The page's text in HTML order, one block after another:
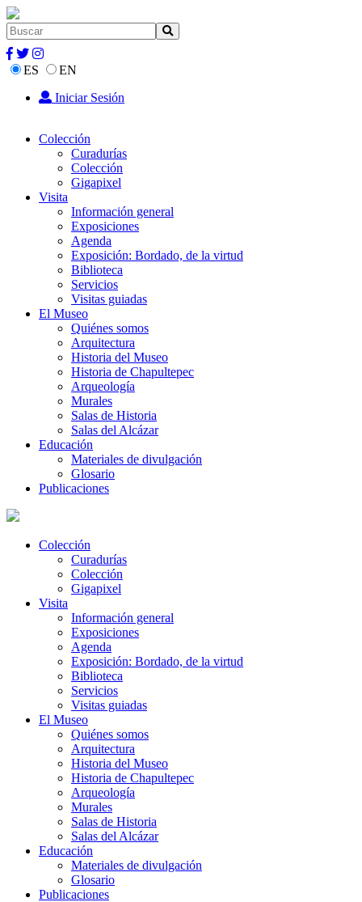
ES
EN
Iniciar Sesión
Colección
Curadurías
Colección
Gigapixel
Visita
Información general
Exposiciones
Agenda
Exposición: Bordado, de la virtud
Biblioteca
Servicios
Visitas guiadas
El Museo
Quiénes somos
Arquitectura
Historia del Museo
Historia de Chapultepec
Arqueología
Murales
Salas de Historia
Salas del Alcázar
Educación
Materiales de divulgación
Glosario
Publicaciones
Colección
Curadurías
Colección
Gigapixel
Visita
Información general
Exposiciones
Agenda
Exposición: Bordado, de la virtud
Biblioteca
Servicios
Visitas guiadas
El Museo
Quiénes somos
Arquitectura
Historia del Museo
Historia de Chapultepec
Arqueología
Murales
Salas de Historia
Salas del Alcázar
Educación
Materiales de divulgación
Glosario
Publicaciones